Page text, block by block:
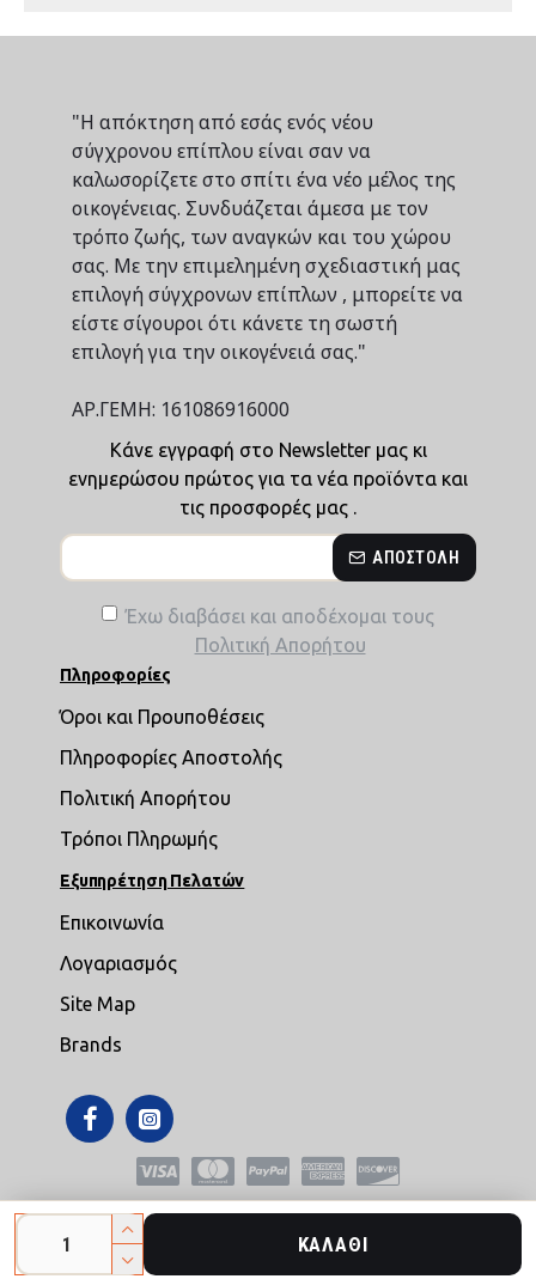
ΚΑΛΆΘΙ
"Η απόκτηση από εσάς ενός νέου
σύγχρονου επίπλου είναι σαν να
καλωσορίζετε στο σπίτι ένα νέο μέλος της
οικογένειας. Συνδυάζεται άμεσα με τον
τρόπο ζωής, των αναγκών και του χώρου
σας. Με την επιμελημένη σχεδιαστική μας
επιλογή σύγχρονων επίπλων , μπορείτε να
είστε σίγουροι ότι κάνετε τη σωστή
επιλογή για την οικογένειά σας."
ΑΡ.ΓΕΜΗ: 161086916000
Κάνε εγγραφή στο Newsletter μας κι
ενημερώσου πρώτος για τα νέα προϊόντα και
τις προσφορές μας .
ΑΠΟΣΤΟΛΉ
Έχω διαβάσει και αποδέχομαι τους
Πολιτική Απορήτου
Πληροφορίες
Όροι και Προυποθέσεις
Πληροφορίες Αποστολής
Πολιτική Απορήτου
Τρόποι Πληρωμής
Εξυπηρέτηση Πελατών
Επικοινωνία
Λογαριασμός
Site Map
Brands
Copyright © 2021,mikroepipla.gr , All Rights Reserved